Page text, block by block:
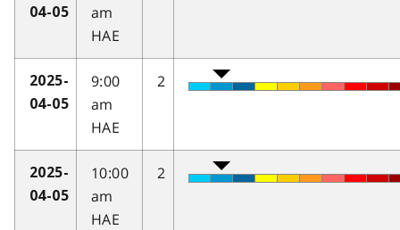
04-05
am
HAE
2025-
04-05
9:00
am
HAE
2
2025-
04-05
10:00
am
HAE
2